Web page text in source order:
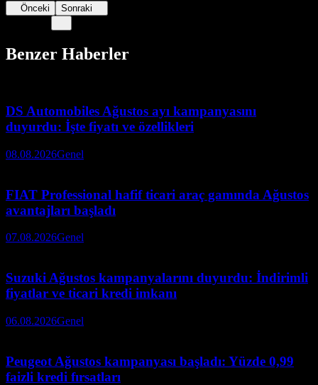
Önceki Sonraki
Benzer Haberler
DS Automobiles Ağustos ayı kampanyasını
duyurdu: İşte fiyatı ve özellikleri
08.08.2026Genel
FIAT Professional hafif ticari araç gamında Ağustos
avantajları başladı
07.08.2026Genel
Suzuki Ağustos kampanyalarını duyurdu: İndirimli
fiyatlar ve ticari kredi imkanı
06.08.2026Genel
Peugeot Ağustos kampanyası başladı: Yüzde 0,99
faizli kredi fırsatları